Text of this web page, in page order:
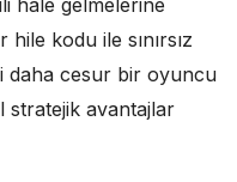
kodu ile sınırsız
daha cesur bir oyuncu
stratejik avantajlar